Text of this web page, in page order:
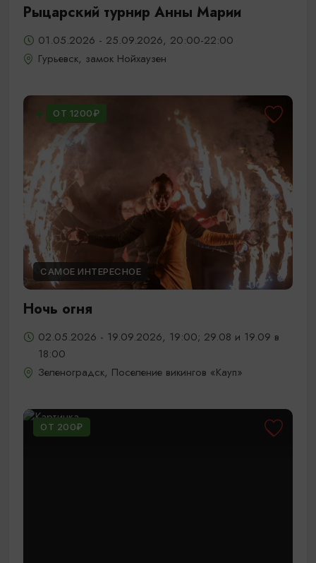
Рыцарский турнир Анны Марии
01.05.2026 - 25.09.2026, 20:00-22:00
Гурьевск, замок Нойхаузен
ОТ 1200₽
САМОЕ ИНТЕРЕСНОЕ
Ночь огня
02.05.2026 - 19.09.2026, 19:00; 29.08 и 19.09 в
18:00
Зеленоградск, Поселение викингов «Кауп»
ОТ 200₽